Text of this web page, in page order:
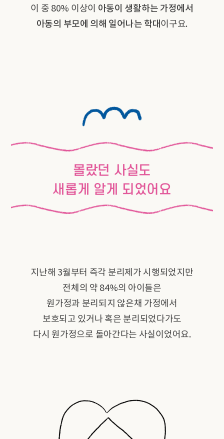
이 중 80% 이상이 아동이 생활하는 가정에서
아동의 부모에 의해 일어나는 학대이구요.
몰랐던 사실도
새롭게 알게 되었어요
지난해 3월부터 즉각 분리제가 시행되었지만
전체의 약 84%의 아이들은
원가정과 분리되지 않은채 가정에서
보호되고 있거나 혹은 분리되었다가도
다시 원가정으로 돌아간다는 사실이었어요.